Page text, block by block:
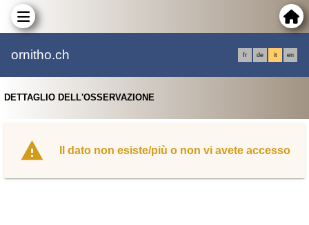
ornitho.ch fr de it en
DETTAGLIO DELL'OSSERVAZIONE
Il dato non esiste/più o non vi avete accesso